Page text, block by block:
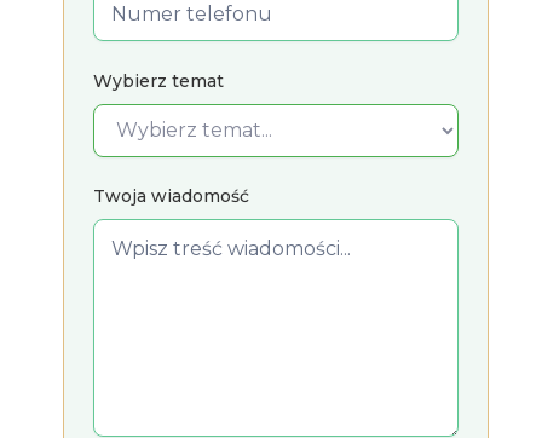
Wybierz temat
Twoja wiadomość